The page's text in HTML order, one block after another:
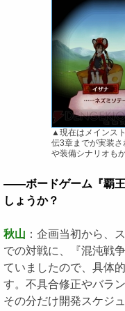
▲現在はメインス
伝3章までが実装
や装備シナリオも
――ボードゲーム『覇王
しょうか？
秋山 ：企画当初から、
での対戦に、『混沌戦
ていましたので、具体
す。不具合修正やバラ
その分だけ開発スケジ